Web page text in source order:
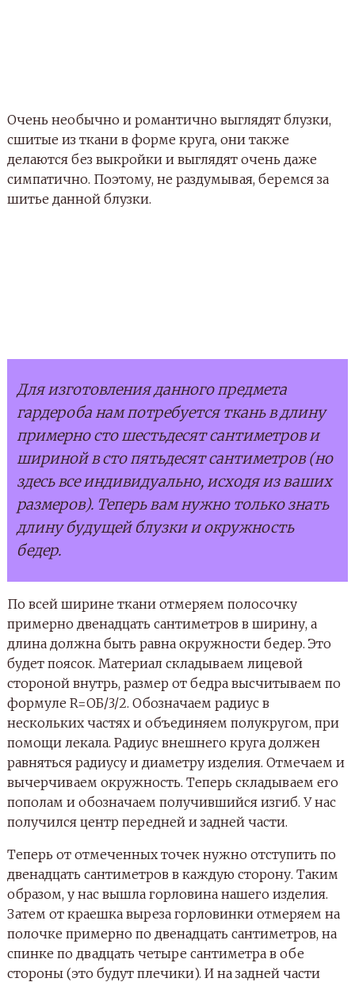
Очень необычно и романтично выглядят блузки,
сшитые из ткани в форме круга, они также
делаются без выкройки и выглядят очень даже
симпатично. Поэтому, не раздумывая, беремся за
шитье данной блузки.
Для изготовления данного предмета
гардероба нам потребуется ткань в длину
примерно сто шестьдесят сантиметров и
шириной в сто пятьдесят сантиметров (но
здесь все индивидуально, исходя из ваших
размеров). Теперь вам нужно только знать
длину будущей блузки и окружность
бедер.
По всей ширине ткани отмеряем полосочку
примерно двенадцать сантиметров в ширину, а
длина должна быть равна окружности бедер. Это
будет поясок. Материал складываем лицевой
стороной внутрь, размер от бедра высчитываем по
формуле R=ОБ/3/2. Обозначаем радиус в
нескольких частях и объединяем полукругом, при
помощи лекала. Радиус внешнего круга должен
равняться радиусу и диаметру изделия. Отмечаем и
вычерчиваем окружность. Теперь складываем его
пополам и обозначаем получившийся изгиб. У нас
получился центр передней и задней части.
Теперь от отмеченных точек нужно отступить по
двенадцать сантиметров в каждую сторону. Таким
образом, у нас вышла горловина нашего изделия.
Затем от краешка выреза горловинки отмеряем на
полочке примерно по двенадцать сантиметров, на
спинке по двадцать четыре сантиметра в обе
стороны (это будут плечики). И на задней части